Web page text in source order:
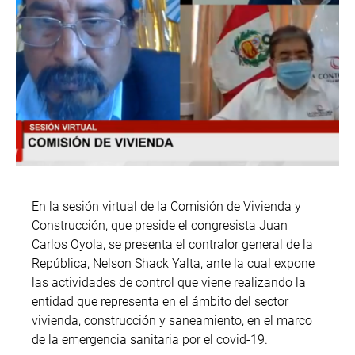
En la sesión virtual de la Comisión de Vivienda y
Construcción, que preside el congresista Juan
Carlos Oyola, se presenta el contralor general de la
República, Nelson Shack Yalta, ante la cual expone
las actividades de control que viene realizando la
entidad que representa en el ámbito del sector
vivienda, construcción y saneamiento, en el marco
de la emergencia sanitaria por el covid-19.